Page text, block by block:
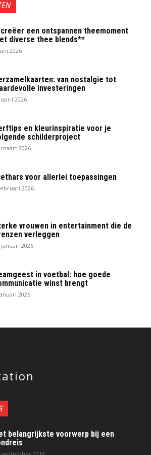
een ontspannen theemoment
diverse thee blends**
2026
van nostalgie tot
investeringen
april 2026
en kleurinspiratie voor je
schilderproject
maart 2026
voor allerlei toepassingen
2026
vrouwen in entertainment die de
verleggen
januari 2026
in voetbal: hoe goede
winst brengt
2026
belangrijkste voorwerp bij een